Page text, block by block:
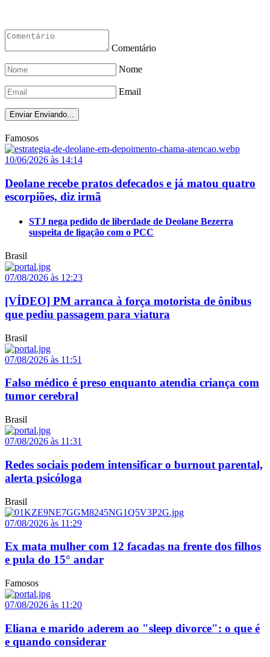
Comentário
Nome
Email
Enviar Enviando...
Famosos
10/06/2026 às 14:14
Deolane recebe pratos defecados e já matou quatro
escorpiões, diz irmã
STJ nega pedido de liberdade de Deolane Bezerra
suspeita de ligação com o PCC
Brasil
07/08/2026 às 12:23
[VÍDEO] PM arranca à força motorista de ônibus
que pediu passagem para viatura
Brasil
07/08/2026 às 11:51
Falso médico é preso enquanto atendia criança com
tumor cerebral
Brasil
07/08/2026 às 11:31
Redes sociais podem intensificar o burnout parental,
alerta psicóloga
Brasil
07/08/2026 às 11:29
Ex mata mulher com 12 facadas na frente dos filhos
e pula do 15° andar
Famosos
07/08/2026 às 11:20
Eliana e marido aderem ao "sleep divorce": o que é
e quando considerar